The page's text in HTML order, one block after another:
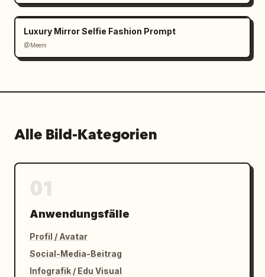
Luxury Mirror Selfie Fashion Prompt
@Meem
Alle Bild-Kategorien
Anwendungsfälle
Profil / Avatar
Social-Media-Beitrag
Infografik / Edu Visual